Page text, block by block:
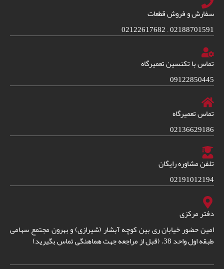
سفارش و فروش قطعات
02188701591 – 02122617682
تماس با تکنسین تعمیرگاه
09122850445
تماس تعمیرگاه
02136629186
تلفن مشاوره رایگان
02191012194
دفتر مرکزی
امین حضور خیابان ری بین کوچه آبشار (شیرازی) و بهرون مجتمع سهامی
طبقه اول واحد 38. (قبل از مراجعه جهت هماهنگی تماس بگیرید)